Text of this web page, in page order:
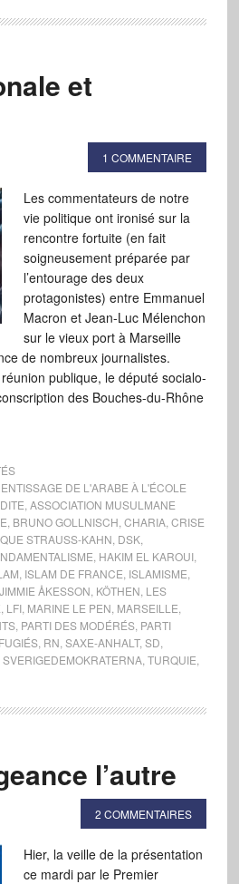
et
1 COMMENTAIRE
Les commentateurs de notre
vie politique ont ironisé sur la
rencontre fortuite (en fait
soigneusement préparée par
l’entourage des deux
protagonistes) entre Emmanuel
Macron et Jean-Luc Mélenchon
sur le vieux port à Marseille
de nombreux journalistes.
réunion publique, le député socialo-
des Bouches-du-Rhône
DE L'ARABE À L'ÉCOLE
ASSOCIATION MUSULMANE
BRUNO GOLLNISCH CHARIA, CRISE
STRAUSS-KAHN DSK,
HAKIM EL KAROUI,
ISLAM DE FRANCE ISLAMISME
JIMMIE ÅKESSON KÖTHEN LES
LFI, MARINE LE PEN MARSEILLE
, PARTI DES MODÉRÉS, PARTI
, RN SAXE-ANHALT, SD
SVERIGEDEMOKRATERNA, TURQUIE
l’autre
2 COMMENTAIRES
Hier, la veille de la présentation
ce mardi par le Premier